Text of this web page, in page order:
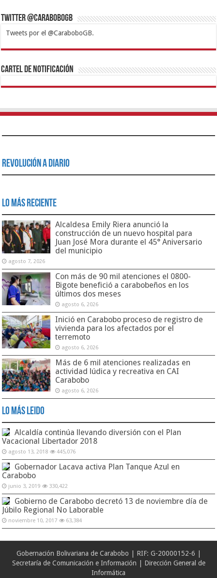
Twitter @CaraboboGB
Tweets por el @CaraboboGB.
1xbetBetturkeyBetistKralbetSupertotobetTipobetMatadorbetMariobet
https://mvbcasino.com/
Cartel de Notificación
Revolución a Diario
Lo Más Reciente
Alcaldesa Emily Riera anunció la
construcción de un nuevo hospital para
Juan José Mora durante el 45° Aniversario
del municipio
agosto 7, 2026
Con más de 90 mil atenciones el 0800-
Bigote benefició a carabobeños en los
últimos dos meses
agosto 6, 2026
Inició en Carabobo proceso de registro de
vivienda para los afectados por el
terremoto
agosto 6, 2026
Más de 6 mil atenciones realizadas en
actividad lúdica y recreativa en CAI
Carabobo
agosto 6, 2026
Lo Más Leido
Alcaldía continúa llevando diversión con el Plan
Vacacional Libertador 2018
agosto 13, 2018 445,076
Gobernador Lacava activa Plan Tanque Azul en
Carabobo
junio 3, 2019 330,422
Gobierno de Carabobo decretó 13 de noviembre día de
Júbilo Regional No Laborable
noviembre 10, 2017 63,384
Gobernación Bolivariana de Carabobo | RIF: G-20000152-6 |
Secretaría de Comunicación e Información | Dirección General de
Informática